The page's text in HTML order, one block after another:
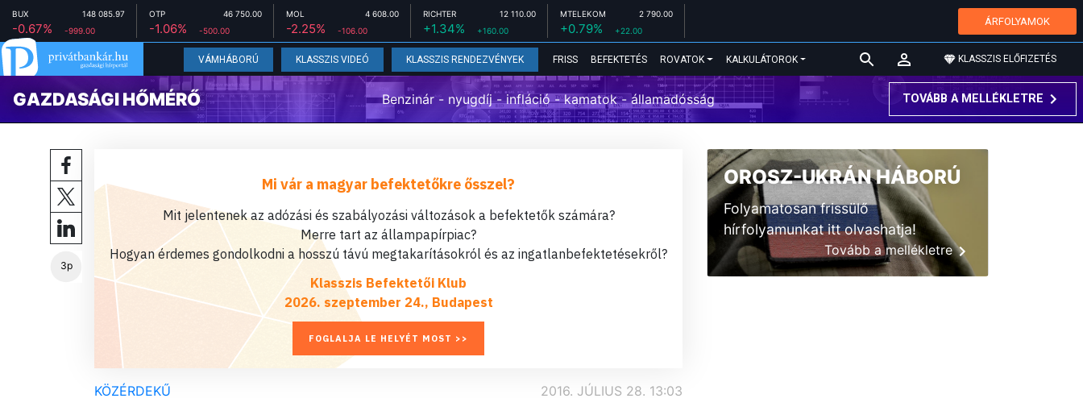
BUX 148 085.97
-0.67% -999.00
OTP 46 750.00
-1.06% -500.00
MOL 4 608.00
-2.25% -106.00
RICHTER 12 110.00
+1.34% +160.00
MTELEKOM 2 790.00
+0.79% +22.00
ÁRFOLYAMOK
VÁMHÁBORÚ KLASSZIS VIDEÓ KLASSZIS RENDEZVÉNYEK FRISS BEFEKTETÉS ROVATOK KALKULÁTOROK KLASSZIS ELŐFIZETÉS
GAZDASÁGI HŐMÉRŐ Benzinár - nyugdíj - infláció - kamatok - államadósság TOVÁBB A MELLÉKLETRE
3p
Mi vár a magyar befektetőkre ősszel?
Mit jelentenek az adózási és szabályozási változások a befektetők számára?
Merre tart az állampapírpiac?
Hogyan érdemes gondolkodni a hosszú távú megtakarításokról és az ingatlanbefektetésekről?
Klasszis Befektetői Klub
2026. szeptember 24., Budapest
FOGLALJA LE HELYÉT MOST >>
KÖZÉRDEKŰ 2016. JÚLIUS 28. 13:03
OROSZ-UKRÁN HÁBORÚ
Folyamatosan frissülő
hírfolyamunkat itt olvashatja!
Tovább a mellékletre